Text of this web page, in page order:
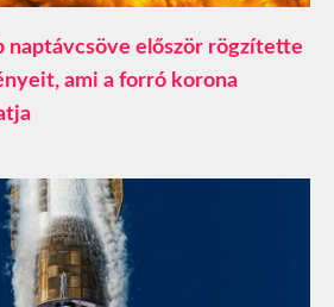
naptávcsöve először rögzítette
ami a forró korona